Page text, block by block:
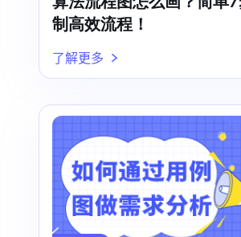
制高效流程！
了解更多